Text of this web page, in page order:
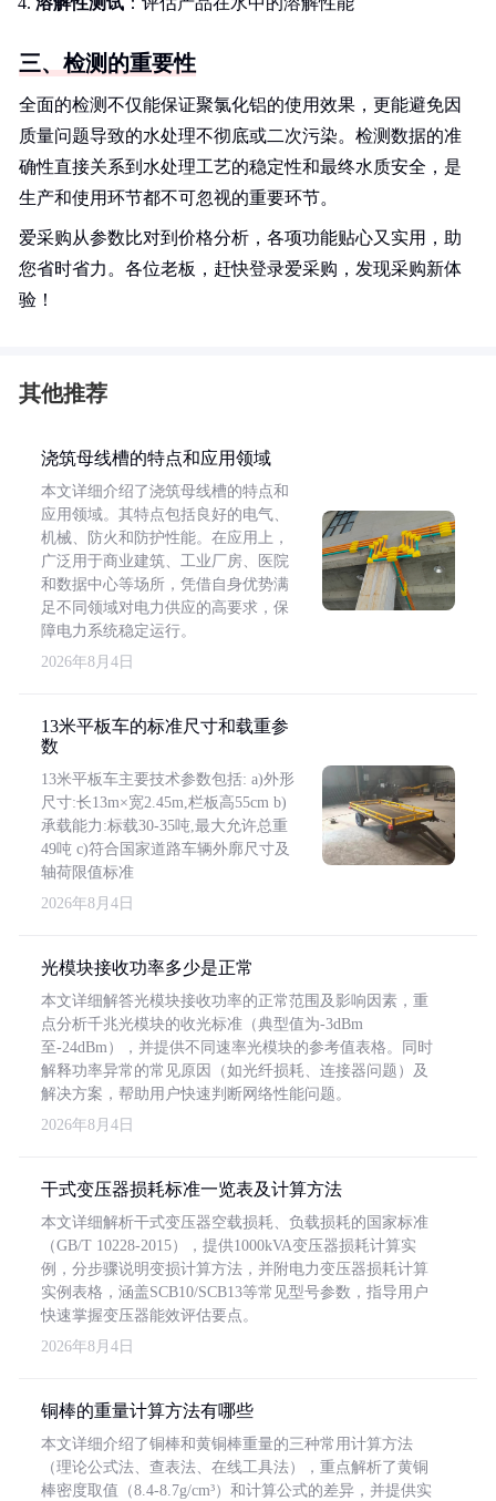
三、检测的重要性
全面的检测不仅能保证聚氯化铝的使用效果，更能避免因
质量问题导致的水处理不彻底或二次污染。检测数据的准
确性直接关系到水处理工艺的稳定性和最终水质安全，是
生产和使用环节都不可忽视的重要环节。
爱采购从参数比对到价格分析，各项功能贴心又实用，助
您省时省力。各位老板，赶快登录爱采购，发现采购新体
验！
其他推荐
浇筑母线槽的特点和应用领域
本文详细介绍了浇筑母线槽的特点和
应用领域。其特点包括良好的电气、
机械、防火和防护性能。在应用上，
广泛用于商业建筑、工业厂房、医院
和数据中心等场所，凭借自身优势满
足不同领域对电力供应的高要求，保
障电力系统稳定运行。
2026年8月4日
13米平板车的标准尺寸和载重参
数
13米平板车主要技术参数包括: a)外形
尺寸:长13m×宽2.45m,栏板高55cm b)
承载能力:标载30-35吨,最大允许总重
49吨 c)符合国家道路车辆外廓尺寸及
轴荷限值标准
2026年8月4日
光模块接收功率多少是正常
本文详细解答光模块接收功率的正常范围及影响因素，重
点分析千兆光模块的收光标准（典型值为-3dBm
至-24dBm），并提供不同速率光模块的参考值表格。同时
解释功率异常的常见原因（如光纤损耗、连接器问题）及
解决方案，帮助用户快速判断网络性能问题。
2026年8月4日
干式变压器损耗标准一览表及计算方法
本文详细解析干式变压器空载损耗、负载损耗的国家标准
（GB/T 10228-2015），提供1000kVA变压器损耗计算实
例，分步骤说明变损计算方法，并附电力变压器损耗计算
实例表格，涵盖SCB10/SCB13等常见型号参数，指导用户
快速掌握变压器能效评估要点。
2026年8月4日
铜棒的重量计算方法有哪些
本文详细介绍了铜棒和黄铜棒重量的三种常用计算方法
（理论公式法、查表法、在线工具法），重点解析了黄铜
棒密度取值（8.4-8.7g/cm³）和计算公式的差异，并提供实